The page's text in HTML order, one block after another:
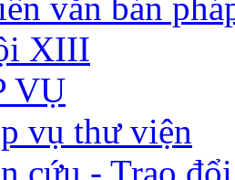
XIII
VỤ
vụ thư viện
cứu - Trao đổi